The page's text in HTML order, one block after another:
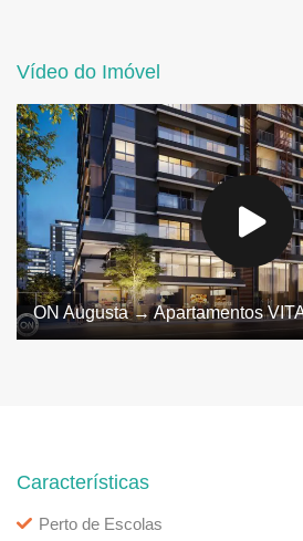
Vídeo do Imóvel
ON Augusta → Apartamentos
Características
Perto de Escolas